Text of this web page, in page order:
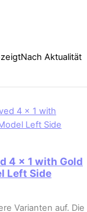
Nach Aktualität
4 x 1 with Gold
Left Side
Varianten auf. Die